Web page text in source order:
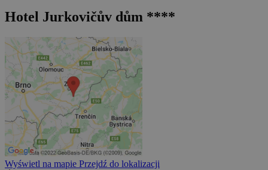
Hotel Jurkovičův dům ****
Wyświetl na mapie Przejdź do lokalizacji